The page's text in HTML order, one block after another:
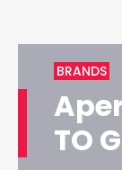
BRANDS
TO